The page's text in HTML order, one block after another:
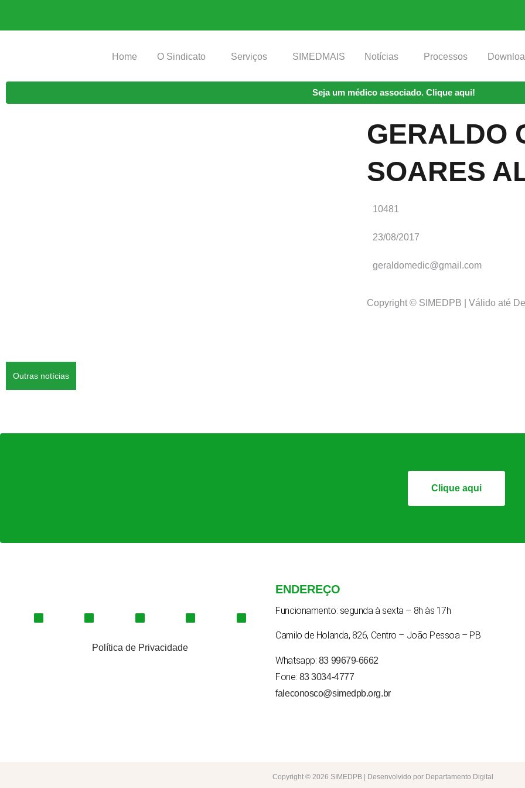
Home O Sindicato Serviços SIMEDMAIS Notícias Processos
Seja um médico associado. Clique aqui!
GERALDO
SOARES
10481
23/08/2017
geraldomedic@gmail.com
Copyright © SIMEDPB | Válido até
Outras notícias
Clique aqui
Política de Privacidade
ENDEREÇO
Funcionamento: segunda à sexta – 8h às 17h
Camilo de Holanda, 826, Centro – João Pessoa – PB
Whatsapp: 83 99679-6662
Fone: 83 3034-4777
faleconosco@simedpb.org.br
Copyright © 2026 SIMEDPB | Desenvolvido por Departamento Digital